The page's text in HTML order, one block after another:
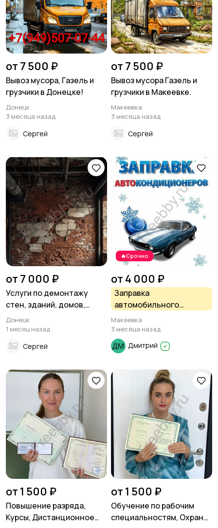
от 7 500 ₽
Вывоз мусора, Газель и
грузчики в Донецке!
Донецк
3 месяца назад
Сергей
от 7 500 ₽
Вывоз мусора Газель и
грузчики в Макеевке.
Макеевка
3 месяца назад
Сергей
от 7 000 ₽
Услуги по демонтажу
стен, зданий, домов,
дверей, балконов и
других конструкций
Донецк
1 месяц назад
Сергей
🔥Срочно
от 4 000 ₽
Заправка
автомобильного
кондиционера
Макеевка
3 месяца назад
Дмитрий
от 1 500 ₽
Повышение разряда,
Курсы, Дистанционное
от 1 500 ₽
Обучение по рабочим
специальностям, Охрана